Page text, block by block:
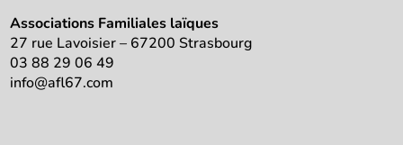
Associations Familiales laïques
27 rue Lavoisier – 67200 Strasbourg
03 88 29 06 49
info@afl67.com